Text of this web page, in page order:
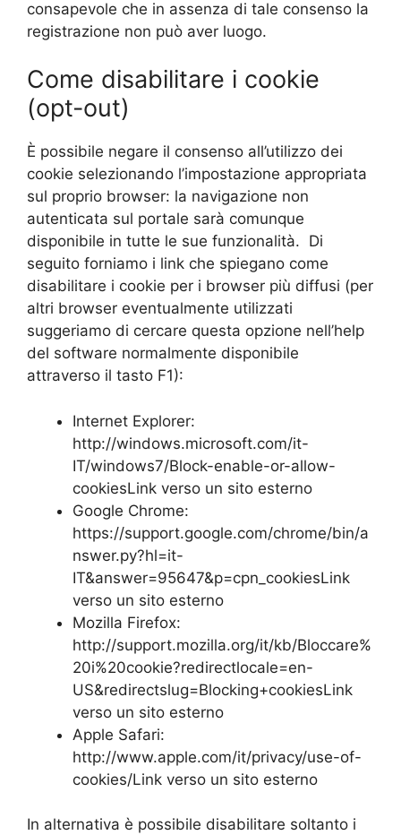
consapevole che in assenza di tale consenso la
registrazione non può aver luogo.
Come disabilitare i cookie
(opt-out)
È possibile negare il consenso all’utilizzo dei
cookie selezionando l’impostazione appropriata
sul proprio browser: la navigazione non
autenticata sul portale sarà comunque
disponibile in tutte le sue funzionalità. Di
seguito forniamo i link che spiegano come
disabilitare i cookie per i browser più diffusi (per
altri browser eventualmente utilizzati
suggeriamo di cercare questa opzione nell’help
del software normalmente disponibile
attraverso il tasto F1):
Internet Explorer:
http://windows.microsoft.com/it-
IT/windows7/Block-enable-or-allow-
cookiesLink verso un sito esterno
Google Chrome:
https://support.google.com/chrome/bin/a
nswer.py?hl=it-
IT&answer=95647&p=cpn_cookiesLink
verso un sito esterno
Mozilla Firefox:
http://support.mozilla.org/it/kb/Bloccare%
20i%20cookie?redirectlocale=en-
US&redirectslug=Blocking+cookiesLink
verso un sito esterno
Apple Safari:
http://www.apple.com/it/privacy/use-of-
cookies/Link verso un sito esterno
In alternativa è possibile disabilitare soltanto i